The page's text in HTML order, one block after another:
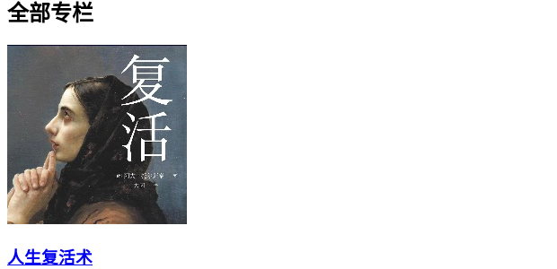
全部专栏
人生复活术